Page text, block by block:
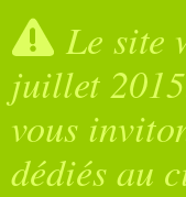
Le site
juillet
vous
dédiés au